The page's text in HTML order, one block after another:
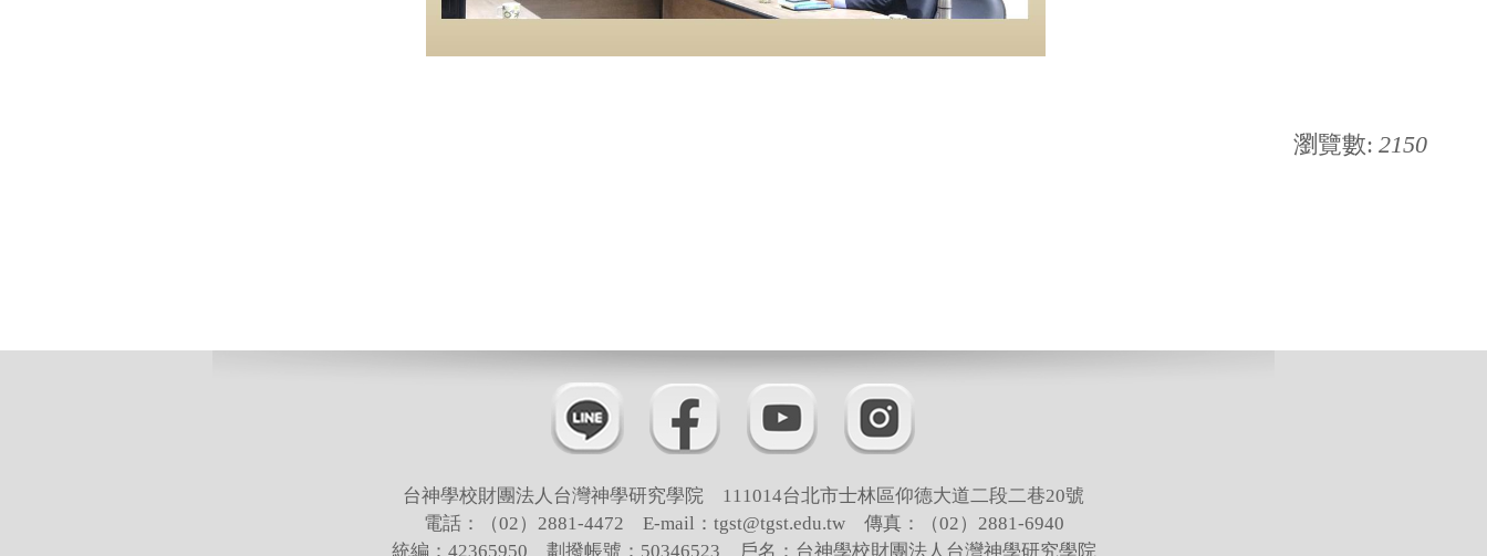
瀏覽數: 2150
台神學校財團法人台灣神學研究學院 111014台北市士林區仰德大道二段二巷20號
電話：（02）2881-4472 E-mail：tgst@tgst.edu.tw 傳真：（02）2881-6940
統編：42365950 劃撥帳號：50346523 戶名：台神學校財團法人台灣神學研究學院